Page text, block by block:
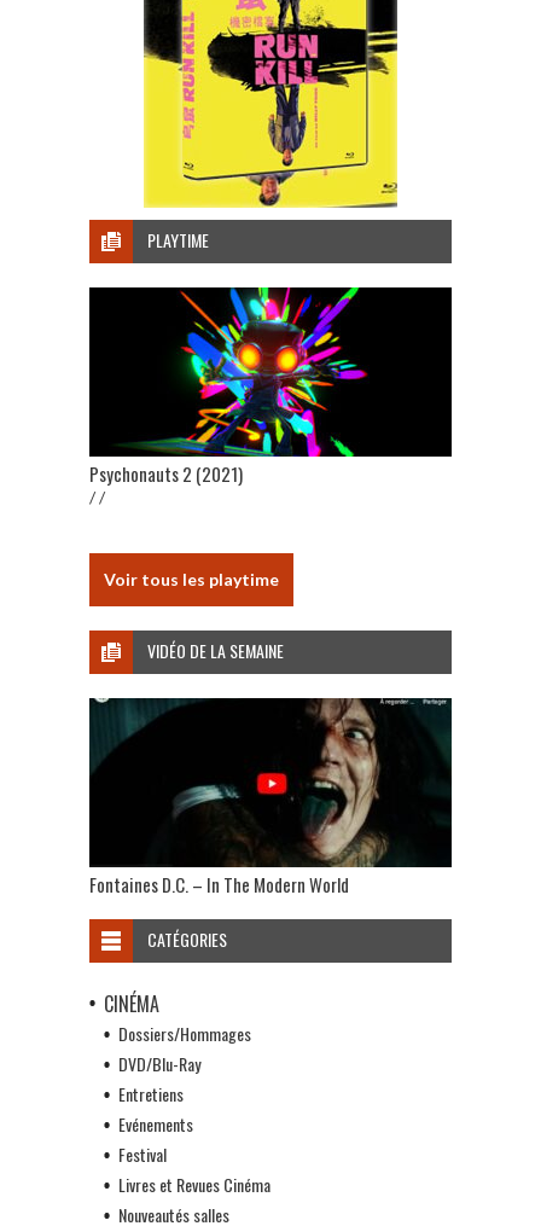
PLAYTIME
Psychonauts 2 (2021)
/ /
Voir tous les playtime
VIDÉO DE LA SEMAINE
Fontaines D.C. – In The Modern World
CATÉGORIES
CINÉMA
Dossiers/Hommages
DVD/Blu-Ray
Entretiens
Evénements
Festival
Livres et Revues Cinéma
Nouveautés salles